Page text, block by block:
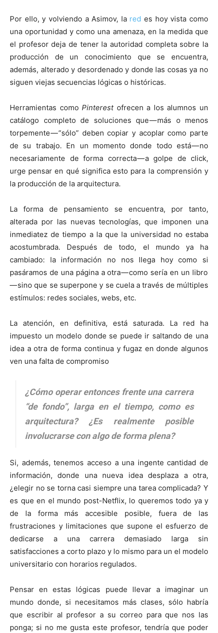
Por ello, y volviendo a Asimov, la redes hoy vista como
una oportunidad y como una amenaza, en la medida que
el profesor deja de tener la autoridad completa sobre la
producción de un conocimiento que se encuentra,
además, alterado y desordenado y donde las cosas ya no
siguen viejas secuencias lógicas o históricas.
Herramientas comoPinterestofrecen a los alumnos un
catálogo completo de soluciones que — más o menos
torpemente — “sólo” deben copiar y acoplar como parte
de su trabajo. En un momento donde todo está — no
necesariamente de forma correcta — a golpe de click,
urge pensar en qué significa esto para la comprensión y
la producción de la arquitectura.
La forma de pensamiento se encuentra, por tanto,
alterada por las nuevas tecnologías, que imponen una
inmediatez de tiempo a la que la universidad no estaba
acostumbrada. Después de todo, el mundo ya ha
cambiado: la información no nos llega hoy como si
pasáramos de una página a otra — como sería en un libro
— sino que se superpone y se cuela a través de múltiples
estímulos: redes sociales, webs, etc.
La atención, en definitiva, está saturada. La red ha
impuesto un modelo donde se puede ir saltando de una
idea a otra de forma continua y fugaz en donde algunos
ven una falta de compromiso
¿Cómo operar entonces frente una carrera
“de fondo”, larga en el tiempo, como es
arquitectura? ¿Es realmente posible
involucrarse con algo de forma plena?
Si, además, tenemos acceso a una ingente cantidad de
información, donde una nueva idea desplaza a otra,
¿elegir no se torna casi siempre una tarea complicada? Y
es que en el mundo post-Netflix, lo queremos todo ya y
de la forma más accesible posible, fuera de las
frustraciones y limitaciones que supone el esfuerzo de
dedicarse a una carrera demasiado larga sin
satisfacciones a corto plazo y lo mismo para un el modelo
universitario con horarios regulados.
Pensar en estas lógicas puede llevar a imaginar un
mundo donde, si necesitamos más clases, sólo habría
que escribir al profesor a su correo para que nos las
ponga; si no me gusta este profesor, tendría que poder